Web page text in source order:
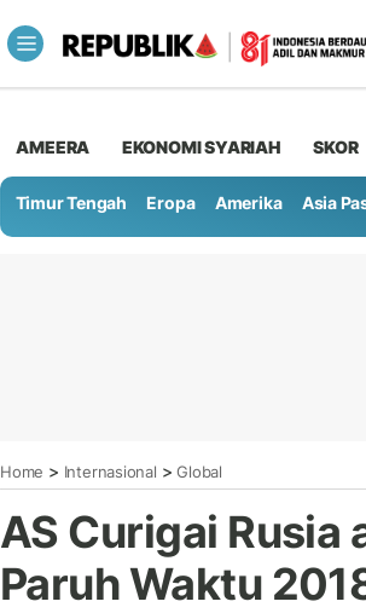
AMEERA EKONOMI SYARIAH SKOR
Timur Tengah Eropa Amerika Asia
Home > Internasional > Global
AS Curigai Rusia
Paruh Waktu